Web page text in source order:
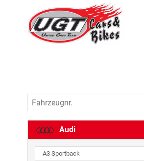
Fahrzeugnr.
Audi
A3 Sportback